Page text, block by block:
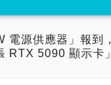
電源供應器」報到，
RTX 5090 顯示卡」